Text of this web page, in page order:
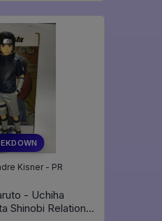
Kisner - PR
- Uchiha
Shinobi Relations